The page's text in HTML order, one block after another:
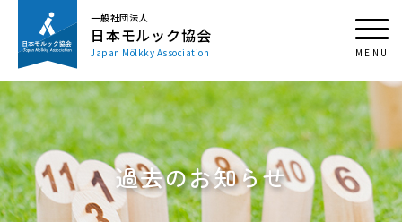
一般社団法人
日本モルック協会
Japan Mölkky Association
過去のお知らせ